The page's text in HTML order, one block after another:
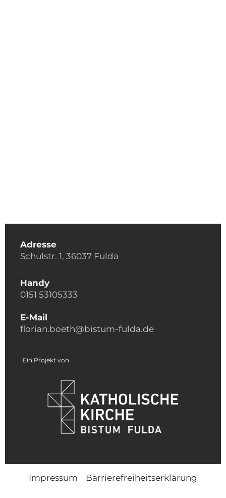
Adresse
Schulstr. 1, 36037 Fulda
Handy
0151 53105333
E-Mail
florian.boeth@bistum-fulda.de
Ein Projekt von
Impressum Barrierefreiheitserklärung